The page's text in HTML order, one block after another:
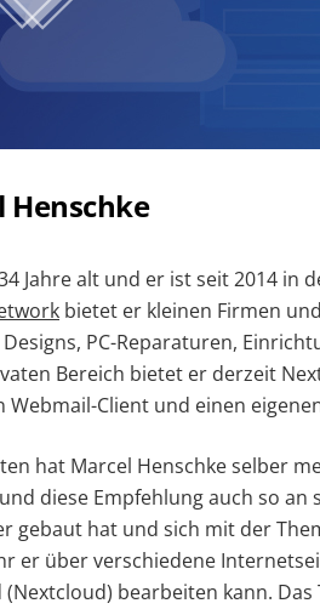
Henschke
Jahre alt und er ist seit 2014 in
bietet er kleinen Firmen
PC-Reparaturen,
Bereich bietet er derzeit
Webmail-Client und einen
hat Marcel Henschke selber
diese Empfehlung auch so
gebaut hat und sich mit der
er über verschiedene
bearbeiten kann.